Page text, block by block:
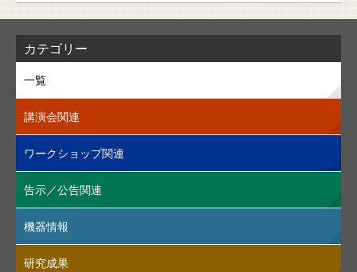
カテゴリー
一覧
講演会関連
ワークショップ関連
告示／公告関連
機器情報
研究成果